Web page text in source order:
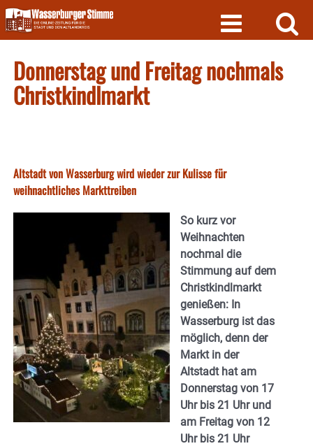
Skip
to
content
Donnerstag und Freitag nochmals
Christkindlmarkt
Altstadt von Wasserburg wird wieder zur Kulisse für
weihnachtliches Markttreiben
So kurz vor
Weihnachten
nochmal die
Stimmung auf dem
Christkindlmarkt
genießen: In
Wasserburg ist das
möglich, denn der
Markt in der
Altstadt hat am
Donnerstag von 17
Uhr bis 21 Uhr und
am Freitag von 12
Uhr bis 21 Uhr